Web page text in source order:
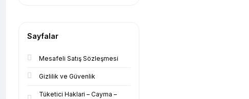
Sayfalar
Mesafeli Satış Sözleşmesi
Gizlilik ve Güvenlik
Tüketici Haklari – Cayma –